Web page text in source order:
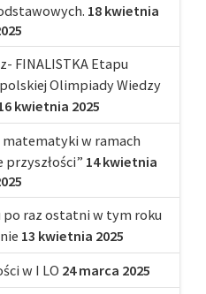
18 kwietnia
FINALISTKA Etapu
Olimpiady Wiedzy
kwietnia 2025
matematyki w ramach
14 kwietnia
po raz ostatni w tym roku
13 kwietnia 2025
w I LO 24 marca 2025